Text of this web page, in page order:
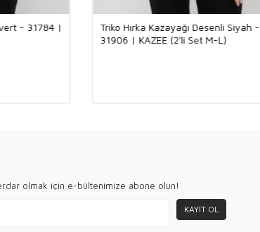
- 31784 |
Triko Hırka Kazayağı Desenli Siyah -
31906 | KAZEE (2'li Set M-L)
olmak için e-bültenimize abone olun!
KAYIT OL